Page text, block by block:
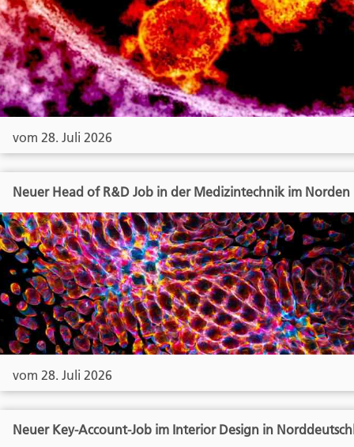
vom 28. Juli 2026
Neuer Head of R&D Job in der Medizintechnik im Norden
vom 28. Juli 2026
Neuer Key-Account-Job im Interior Design in